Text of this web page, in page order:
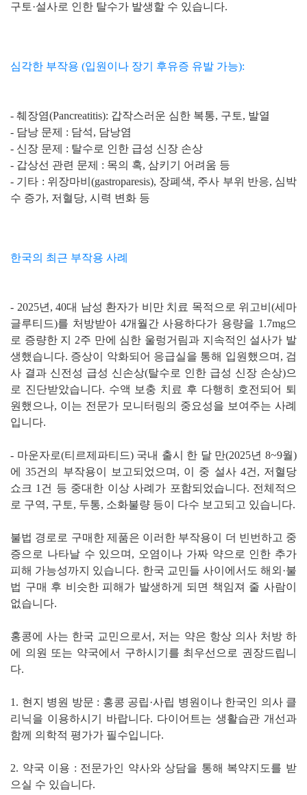
구토·설사로 인한 탈수가 발생할 수 있습니다.
심각한 부작용 (입원이나 장기 후유증 유발 가능):
- 췌장염(Pancreatitis): 갑작스러운 심한 복통, 구토, 발열
- 담낭 문제 : 담석, 담낭염
- 신장 문제 : 탈수로 인한 급성 신장 손상
- 갑상선 관련 문제 : 목의 혹, 삼키기 어려움 등
- 기타 : 위장마비(gastroparesis), 장폐색, 주사 부위 반응, 심박
수 증가, 저혈당, 시력 변화 등
한국의 최근 부작용 사례
- 2025년, 40대 남성 환자가 비만 치료 목적으로 위고비(세마
글루티드)를 처방받아 4개월간 사용하다가 용량을 1.7mg으
로 증량한 지 2주 만에 심한 울렁거림과 지속적인 설사가 발
생했습니다. 증상이 악화되어 응급실을 통해 입원했으며, 검
사 결과 신전성 급성 신손상(탈수로 인한 급성 신장 손상)으
로 진단받았습니다. 수액 보충 치료 후 다행히 호전되어 퇴
원했으나, 이는 전문가 모니터링의 중요성을 보여주는 사례
입니다.
- 마운자로(티르제파티드) 국내 출시 한 달 만(2025년 8~9월)
에 35건의 부작용이 보고되었으며, 이 중 설사 4건, 저혈당
쇼크 1건 등 중대한 이상 사례가 포함되었습니다. 전체적으
로 구역, 구토, 두통, 소화불량 등이 다수 보고되고 있습니다.
불법 경로로 구매한 제품은 이러한 부작용이 더 빈번하고 중
증으로 나타날 수 있으며, 오염이나 가짜 약으로 인한 추가
피해 가능성까지 있습니다. 한국 교민들 사이에서도 해외·불
법 구매 후 비슷한 피해가 발생하게 되면 책임져 줄 사람이
없습니다.
홍콩에 사는 한국 교민으로서, 저는 약은 항상 의사 처방 하
에 의원 또는 약국에서 구하시기를 최우선으로 권장드립니
다.
1. 현지 병원 방문 : 홍콩 공립·사립 병원이나 한국인 의사 클
리닉을 이용하시기 바랍니다. 다이어트는 생활습관 개선과
함께 의학적 평가가 필수입니다.
2. 약국 이용 : 전문가인 약사와 상담을 통해 복약지도를 받
으실 수 있습니다.